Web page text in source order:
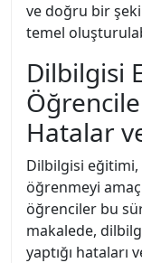
ve doğru bir
temel
Dilbilgisi
Hatalar
Dilbilgisi eğitimi,
öğrenmeyi
öğrenciler bu
makalede,
yaptığı hataları